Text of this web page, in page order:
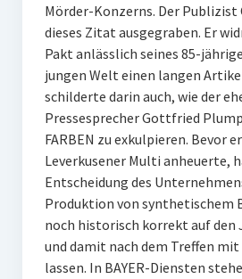
Mörder-Konzerns. Der
dieses Zitat ausgegraben. Er
Pakt anlässlich seines 85-
jungen Welt einen langen
schilderte darin auch, wie der
Pressesprecher Gottfried
FARBEN zu exkulpieren. Bevor
Leverkusener Multi anheuerte,
Entscheidung des
Produktion von synthetischem
noch historisch korrekt auf den
und damit nach dem Treffen
lassen. In BAYER-Diensten